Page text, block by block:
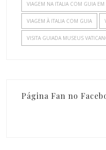
VIAGEM NA ITALIA COM GUIA
VIAGEM À ITALIA COM GUIA
VISITA GUIADA MUSEUS
Página Fan no